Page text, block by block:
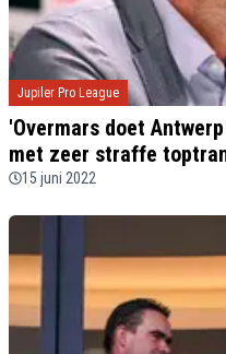
Jupiler Pro League
'Overmars doet
met zeer straffe
15 juni 2022